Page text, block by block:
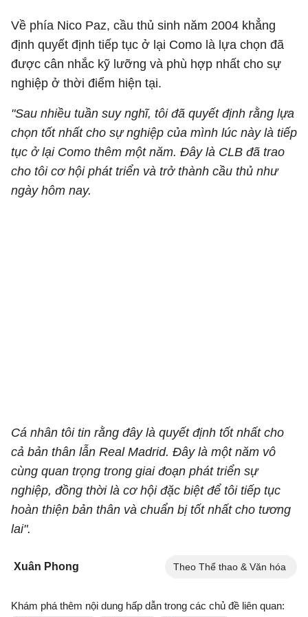
Về phía Nico Paz, cầu thủ sinh năm 2004 khẳng
định quyết định tiếp tục ở lại Como là lựa chọn đã
được cân nhắc kỹ lưỡng và phù hợp nhất cho sự
nghiệp ở thời điểm hiện tại.
"Sau nhiều tuần suy nghĩ, tôi đã quyết định rằng lựa
chọn tốt nhất cho sự nghiệp của mình lúc này là tiếp
tục ở lại Como thêm một năm. Đây là CLB đã trao
cho tôi cơ hội phát triển và trở thành cầu thủ như
ngày hôm nay.
Cá nhân tôi tin rằng đây là quyết định tốt nhất cho
cả bản thân lẫn Real Madrid. Đây là một năm vô
cùng quan trọng trong giai đoạn phát triển sự
nghiệp, đồng thời là cơ hội đặc biệt để tôi tiếp tục
hoàn thiện bản thân và chuẩn bị tốt nhất cho tương
lai".
Xuân Phong Theo Thể thao & Văn hóa
Khám phá thêm nội dung hấp dẫn trong các chủ đề liên quan: